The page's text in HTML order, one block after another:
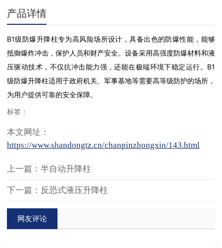
产品详情
B1级防爆升降柱专为高风险场所设计，具备出色的防爆性能，能够
抵御爆炸冲击，保护人员和财产安全。设备采用高强度防爆材料和液
压驱动技术，不仅抗冲击能力强，还能在极端环境下稳定运行。B1
级防爆升降柱适用于政府机关、军事基地等需要高等级防护的场所，
为用户提供可靠的安全保障。
标签：
本文网址：
https://www.shandongtz.cn/chanpinzhongxin/143.html
上一篇：半自动升降柱
下一篇：反恐式液压升降柱
网友评论